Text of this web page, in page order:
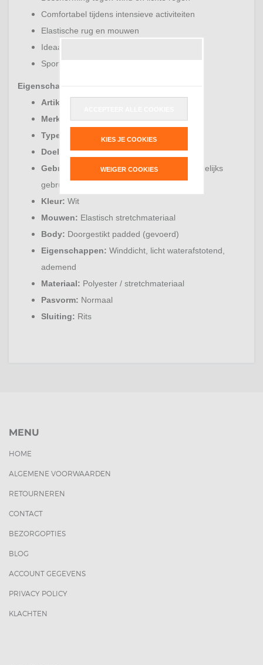
Comfortabel tijdens intensieve activiteiten
Elastische rug en mouwen
Ideaal voor racketsporten en golf
Sportieve en moderne uitstraling
Eigenschappen:
Artikelcode:
Merk:
Nordberg
Type:
Sportjas / Outdoor jas
Doelgroep:Dames
Gebruik:
Tennis, padel, golf, wandelen, dagelijks
gebruik
Kleur: Wit
Mouwen: Elastisch stretchmateriaal
Body: Doorgestikt padded (gevoerd)
Eigenschappen: Winddicht, licht waterafstotend,
ademend
Materiaal: Polyester / stretchmateriaal
Pasvorm: Normaal
Sluiting: Rits
MENU
HOME
ALGEMENE VOORWAARDEN
RETOURNEREN
CONTACT
BEZORGOPTIES
BLOG
ACCOUNT GEGEVENS
PRIVACY POLICY
KLACHTEN
KIES JE COOKIES
WEIGER COOKIES